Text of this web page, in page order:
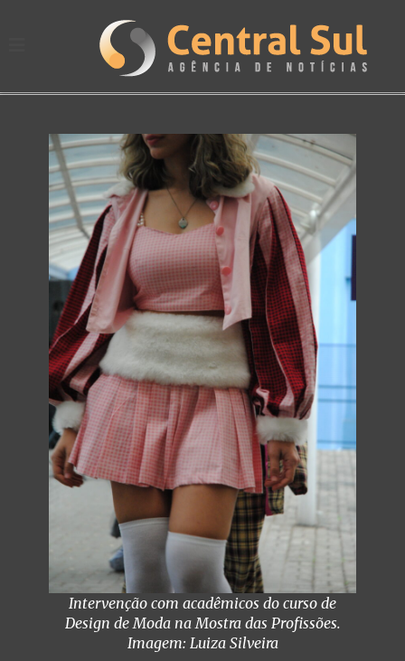
Intervenção com acadêmicos do curso de
Design de Moda na Mostra das Profissões.
Imagem: Luiza Silveira